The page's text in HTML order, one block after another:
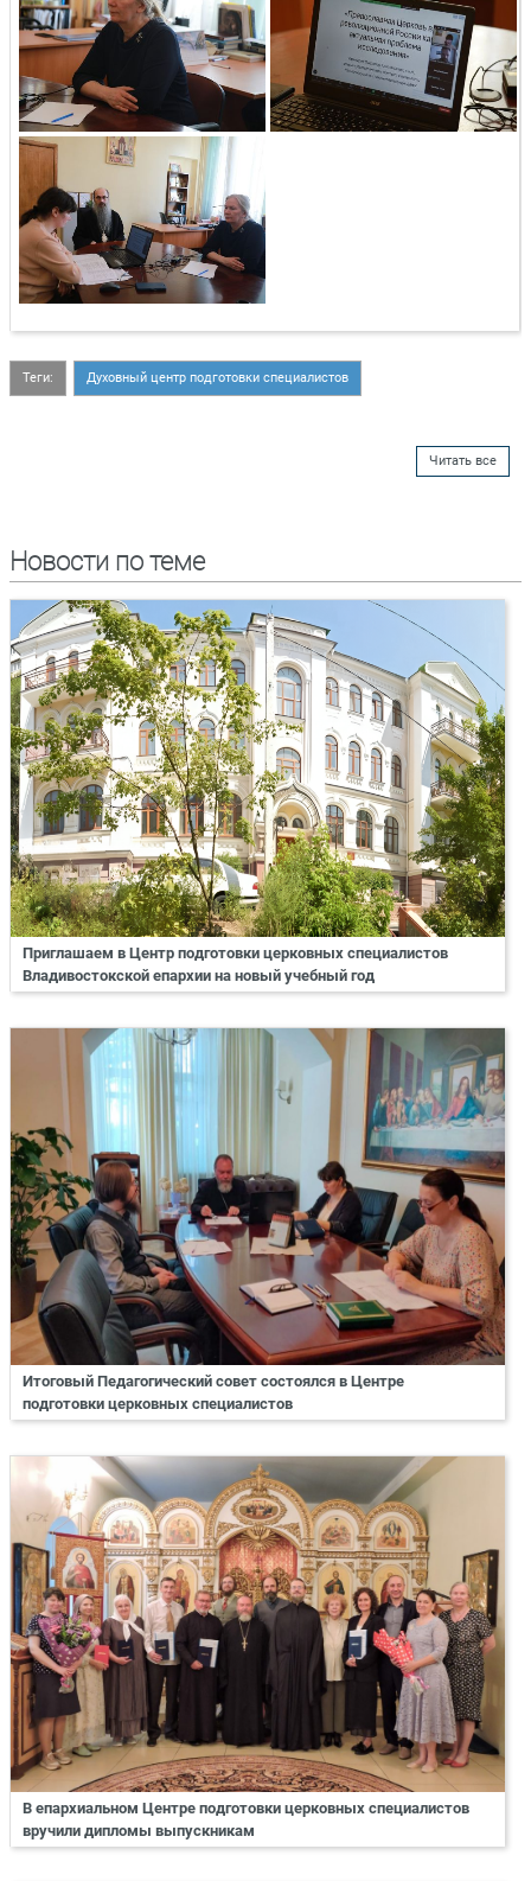
Теги: Духовный центр подготовки специалистов
Читать все
Новости по теме
Приглашаем в Центр подготовки церковных специалистов
Владивостокской епархии на новый учебный год
Итоговый Педагогический совет состоялся в Центре
подготовки церковных специалистов
В епархиальном Центре подготовки церковных специалистов
вручили дипломы выпускникам